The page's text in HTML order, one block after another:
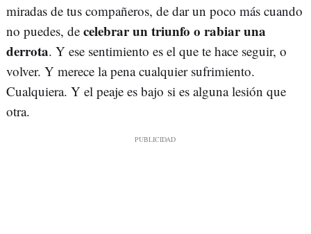
miradas de tus compañeros, de dar un poco más cuando
no puedes, de celebrar un triunfo o rabiar una
derrota. Y ese sentimiento es el que te hace seguir, o
volver. Y merece la pena cualquier sufrimiento.
Cualquiera. Y el peaje es bajo si es alguna lesión que
otra.